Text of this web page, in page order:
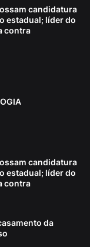
candidatura
estadual; líder do
contra
candidatura
estadual; líder do
contra
da